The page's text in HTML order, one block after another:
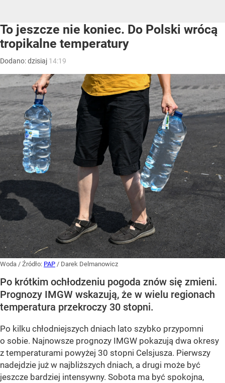
To jeszcze nie koniec. Do Polski wrócą
tropikalne temperatury
Dodano:dzisiaj 14:19
Woda / Źródło: PAP / Darek Delmanowicz
Po krótkim ochłodzeniu pogoda znów się zmieni.
Prognozy IMGW wskazują, że w wielu regionach
temperatura przekroczy 30 stopni.
Po kilku chłodniejszych dniach lato szybko przypomni
o sobie. Najnowsze prognozy IMGW pokazują dwa okresy
z temperaturami powyżej 30 stopni Celsjusza. Pierwszy
nadejdzie już w najbliższych dniach, a drugi może być
jeszcze bardziej intensywny. Sobota ma być spokojna,